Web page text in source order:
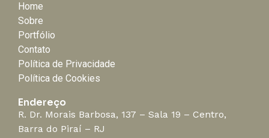
Home
Sobre
Portfólio
Contato
Política de Privacidade
Política de Cookies
Endereço
R. Dr. Morais Barbosa, 137 – Sala 19 – Centro,
Barra do Piraí – RJ